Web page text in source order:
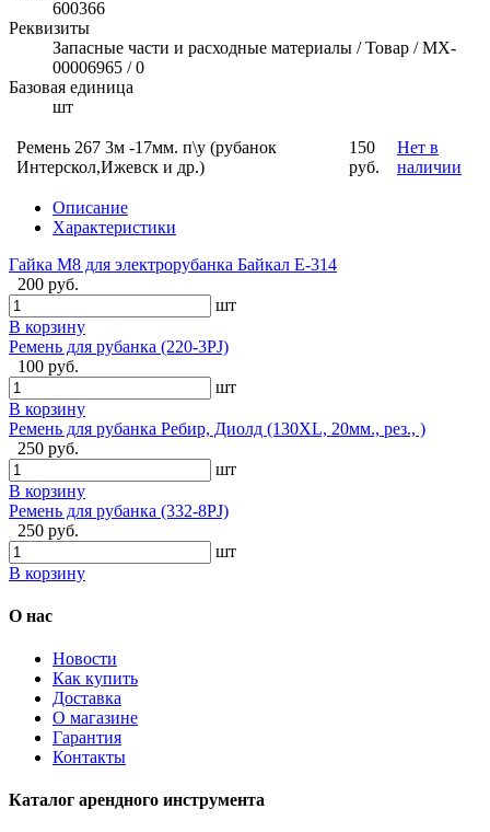
600366
Реквизиты
Запасные части и расходные материалы / Товар / MX-
00006965 / 0
Базовая единица
шт
Ремень 267 3м -17мм. п\у (рубанок
Интерскол,Ижевск и др.)
150
руб.
Нет в
наличии
Описание
Характеристики
Гайка М8 для электрорубанка Байкал E-314
200 руб.
шт
В корзину
Ремень для рубанка (220-3PJ)
100 руб.
шт
В корзину
Ремень для рубанка Ребир, Диолд (130XL, 20мм., рез., )
250 руб.
шт
В корзину
Ремень для рубанка (332-8PJ)
250 руб.
шт
В корзину
О нас
Новости
Как купить
Доставка
О магазине
Гарантия
Контакты
Каталог арендного инструмента